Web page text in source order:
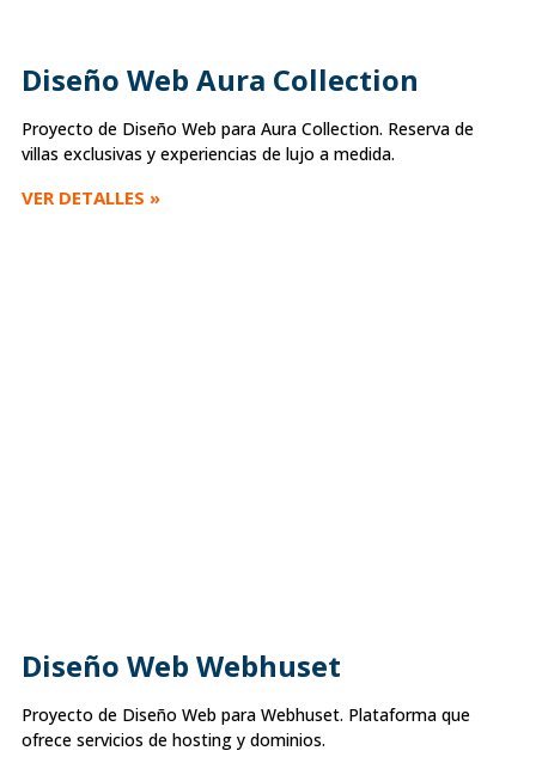
Diseño Web Aura Collection
Proyecto de Diseño Web para Aura Collection. Reserva de
villas exclusivas y experiencias de lujo a medida.
VER DETALLES »
Diseño Web Webhuset
Proyecto de Diseño Web para Webhuset. Plataforma que
ofrece servicios de hosting y dominios.